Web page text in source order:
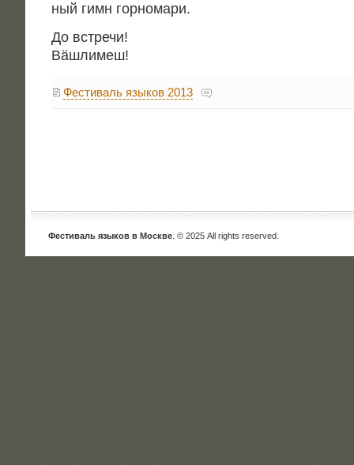
ный гимн горномари.
До встре­чи!
Вäшлимеш!
Фестиваль языков 2013
Фестиваль языков в Москве . © 2025 All rights reserved.